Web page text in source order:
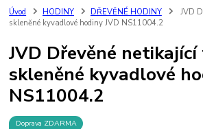
Úvod HODINY DŘEVĚNÉ HODINY
JVD
skleněné kyvadlové hodiny JVD NS11004.2
JVD Dřevěné netikající
skleněné kyvadlové
NS11004.2
Doprava ZDARMA